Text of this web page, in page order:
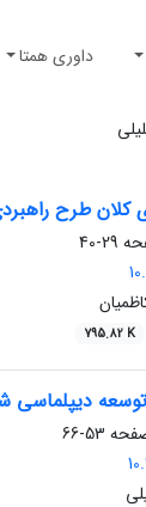
داوری همتا
طرح
29-40
795.82 K
دیپلماسی
53-66